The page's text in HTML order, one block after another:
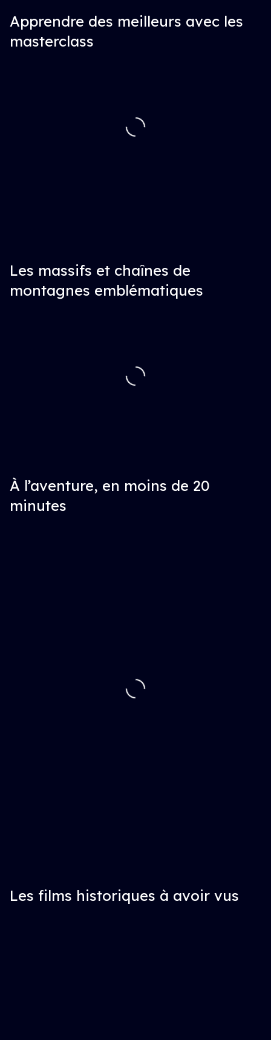
Apprendre des meilleurs avec les
masterclass
Les massifs et chaînes de
montagnes emblématiques
À l’aventure, en moins de 20
minutes
Les films historiques à avoir vus